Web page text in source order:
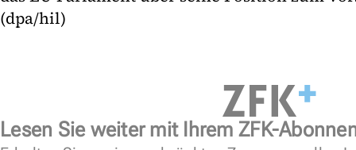
(dpa/hil)
Lesen Sie weiter mit Ihrem ZFK-